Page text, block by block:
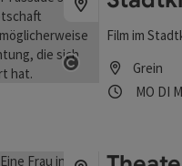
Copyright
Film im
Grein
MO DI